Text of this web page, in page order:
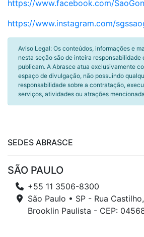
https://www.facebook.com/
https://www.instagram.com/
Aviso Legal: Os conteúdos, informações e
nesta seção são de inteira responsabilidade
publicam. A Abrasce atua exclusivamente
espaço de divulgação, não possuindo
responsabilidade sobre a contratação,
serviços, atividades ou atrações
SEDES ABRASCE
SÃO PAULO
+55 11 3506-8300
São Paulo • SP - Rua
Brooklin Paulista - CEP: